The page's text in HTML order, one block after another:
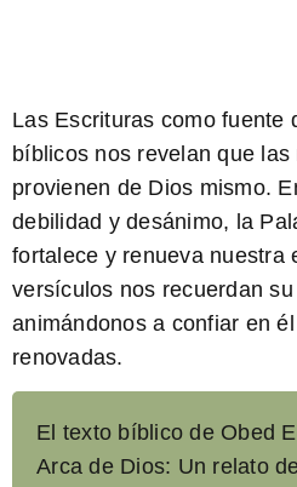
Las Escrituras como fuente
bíblicos nos revelan que
provienen de Dios mismo.
debilidad y desánimo, la
fortalece y renueva nuestra
versículos nos recuerdan
animándonos a confiar en
renovadas.
El texto bíblico de Obed
Arca de Dios: Un relato